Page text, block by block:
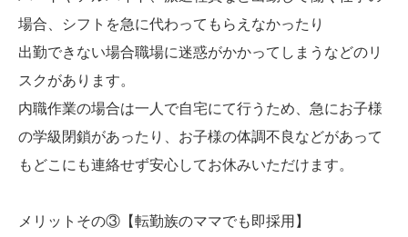
場合、シフトを急に代わってもらえなかったり
出勤できない場合職場に迷惑がかかってしまうなどのリ
スクがあります。
内職作業の場合は一人で自宅にて行うため、急にお子様
の学級閉鎖があったり、お子様の体調不良などがあって
もどこにも連絡せず安心してお休みいただけます。
メリットその③【転勤族のママでも即採用】